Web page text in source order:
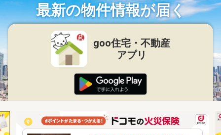
最新の物件情報が届く
goo住宅・不動産
アプリ